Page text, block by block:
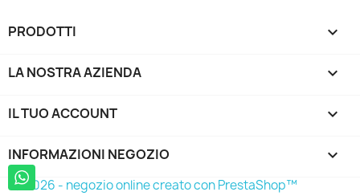
PRODOTTI 
LA NOSTRA AZIENDA 
IL TUO ACCOUNT 
INFORMAZIONI NEGOZIO keyboard_arrow_down
© 2026 - negozio online creato con PrestaShop™